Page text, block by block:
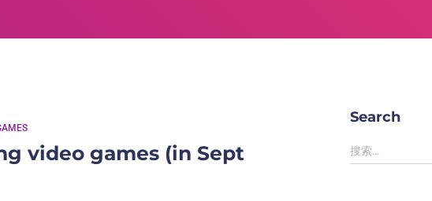
video games (in Sept
Search
搜索…